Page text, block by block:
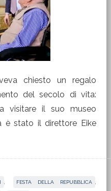
chiesto un regalo
del secolo di vita:
visitare il suo museo
è stato il direttore Eike
FESTA DELLA REPUBBLICA